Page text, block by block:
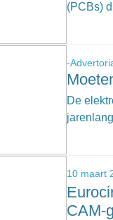
(PCBs)
-
De
10 maart
CAM-